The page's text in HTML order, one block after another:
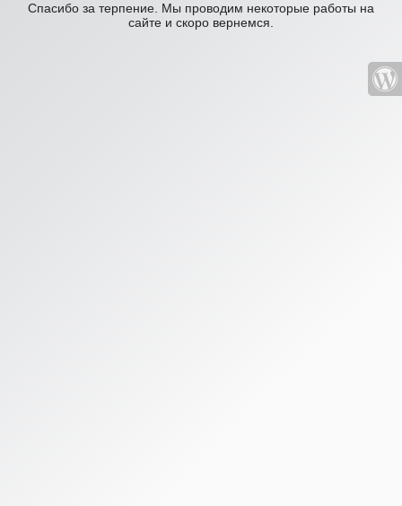
Спасибо за терпение. Мы проводим некоторые работы на
сайте и скоро вернемся.